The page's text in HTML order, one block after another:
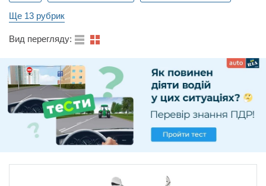
Відгуки про авто
Все для авто
Завантажити додаток
Продати авто
Ще 13 рубрик
Вид перегляду: